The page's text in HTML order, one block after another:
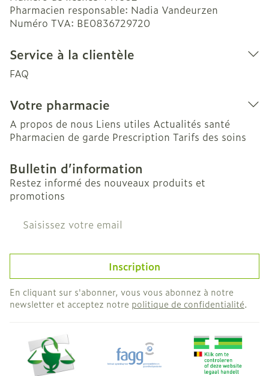
Pharmacien responsable: Nadia Vandeurzen
Numéro TVA: BE0836729720
Service à la clientèle
FAQ
Votre pharmacie
A propos de nous Liens utiles Actualités santé
Pharmacien de garde Prescription Tarifs des soins
Bulletin d’information
Restez informé des nouveaux produits et
promotions
Adresse mail
Inscription
En cliquant sur s'abonner, vous vous abonnez à notre
newsletter et acceptez notre politique de confidentialité.